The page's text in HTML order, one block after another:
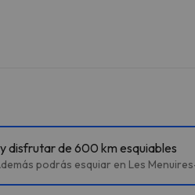
disfrutar de 600 km esquiables
podrás esquiar en Les